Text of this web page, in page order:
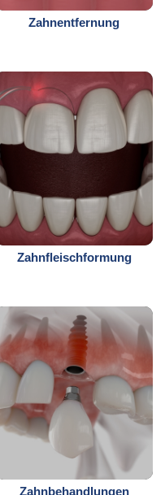
Zahnentfernung
Zahnfleischformung
Zahnbehandlungen